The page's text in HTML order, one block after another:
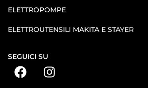
ELETTROPOMPE
ELETTROUTENSILI MAKITA E STAYER
SEGUICI SU